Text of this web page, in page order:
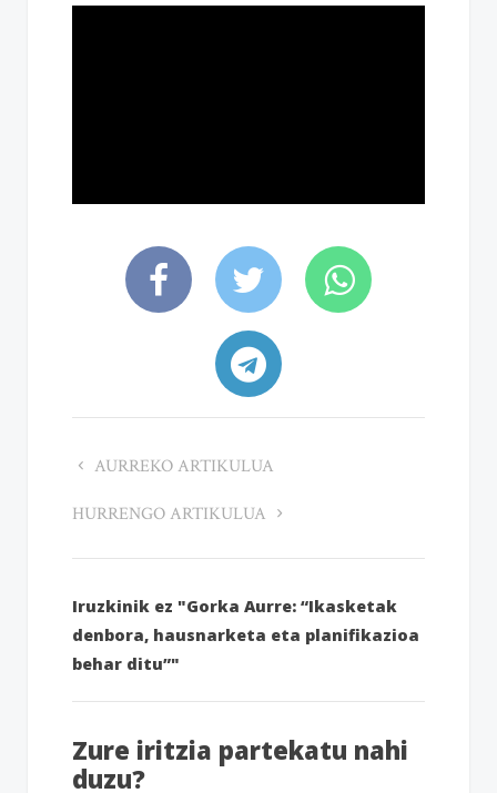
AURREKO ARTIKULUA
HURRENGO ARTIKULUA
Iruzkinik ez "Gorka Aurre: “Ikasketak
denbora, hausnarketa eta planifikazioa
behar ditu”"
Zure iritzia partekatu nahi
duzu?